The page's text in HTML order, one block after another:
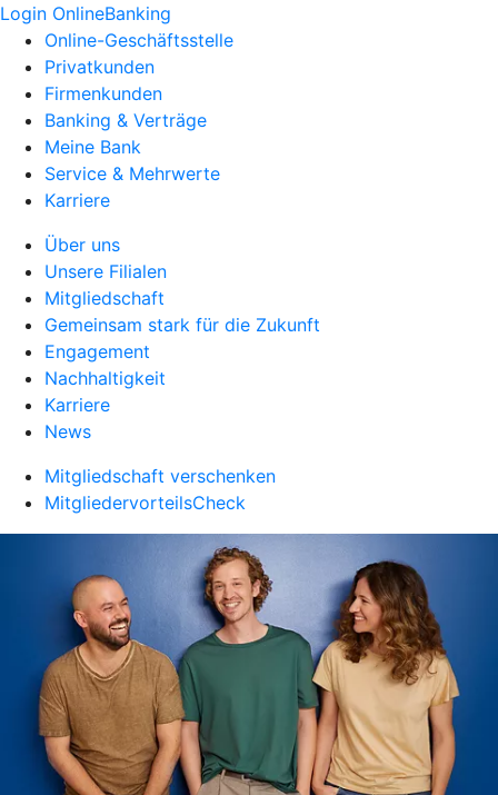
Login OnlineBanking
Online-Geschäftsstelle
Privatkunden
Firmenkunden
Banking & Verträge
Meine Bank
Service & Mehrwerte
Karriere
Über uns
Unsere Filialen
Mitgliedschaft
Gemeinsam stark für die Zukunft
Engagement
Nachhaltigkeit
Karriere
News
Mitgliedschaft verschenken
MitgliedervorteilsCheck